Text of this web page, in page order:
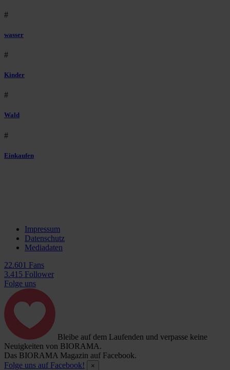
#
wasser
#
Kinder
#
Wald
#
Einkaufen
Impressum
Datenschutz
Mediadaten
22.601 Fans
3.415 Follower
Folge uns
Bleibe auf dem Laufenden und verpasse keine
Neuigkeiten von BIORAMA.
Das BIORAMA Magazin auf Facebook.
Folge uns auf Facebook!
×